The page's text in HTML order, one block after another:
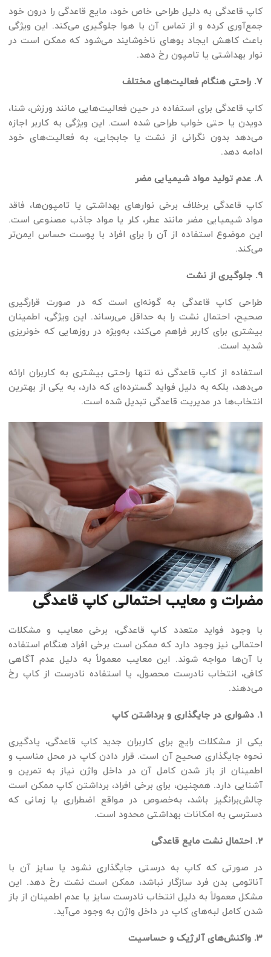
کاپ قاعدگی به دلیل طراحی خاص خود، مایع قاعدگی را درون خود
جمع‌آوری کرده و از تماس آن با هوا جلوگیری می‌کند. این ویژگی
باعث کاهش ایجاد بوهای ناخوشایند می‌شود که ممکن است در
نوار بهداشتی یا تامپون رخ دهد.
7. راحتی هنگام فعالیت‌های مختلف
کاپ قاعدگی برای استفاده در حین فعالیت‌هایی مانند ورزش، شنا،
دویدن یا حتی خواب طراحی شده است. این ویژگی به کاربر اجازه
می‌دهد بدون نگرانی از نشت یا جابجایی، به فعالیت‌های خود
ادامه دهد.
8. عدم تولید مواد شیمیایی مضر
کاپ قاعدگی برخلاف برخی نوارهای بهداشتی یا تامپون‌ها، فاقد
مواد شیمیایی مضر مانند عطر، کلر یا مواد جاذب مصنوعی است.
این موضوع استفاده از آن را برای افراد با پوست حساس ایمن‌تر
می‌کند.
9. جلوگیری از نشت
طراحی کاپ قاعدگی به گونه‌ای است که در صورت قرارگیری
صحیح، احتمال نشت را به حداقل می‌رساند. این ویژگی، اطمینان
بیشتری برای کاربر فراهم می‌کند، به‌ویژه در روزهایی که خونریزی
شدید است.
استفاده از کاپ قاعدگی نه تنها راحتی بیشتری به کاربران ارائه
می‌دهد، بلکه به دلیل فواید گسترده‌ای که دارد، به یکی از بهترین
انتخاب‌ها در مدیریت قاعدگی تبدیل شده است.
مضرات و معایب احتمالی کاپ قاعدگی
با وجود فواید متعدد کاپ قاعدگی، برخی معایب و مشکلات
احتمالی نیز وجود دارد که ممکن است برخی افراد هنگام استفاده
با آن‌ها مواجه شوند. این معایب معمولاً به دلیل عدم آگاهی
کافی، انتخاب نادرست محصول، یا استفاده نادرست از کاپ رخ
می‌دهند.
1. دشواری در جایگذاری و برداشتن کاپ
یکی از مشکلات رایج برای کاربران جدید کاپ قاعدگی، یادگیری
نحوه جایگذاری صحیح آن است. قرار دادن کاپ در محل مناسب و
اطمینان از باز شدن کامل آن در داخل واژن نیاز به تمرین و
آشنایی دارد. همچنین، برای برخی افراد، برداشتن کاپ ممکن است
چالش‌برانگیز باشد، به‌خصوص در مواقع اضطراری یا زمانی که
دسترسی به امکانات بهداشتی محدود است.
2. احتمال نشت مایع قاعدگی
در صورتی که کاپ به درستی جایگذاری نشود یا سایز آن با
آناتومی بدن فرد سازگار نباشد، ممکن است نشت رخ دهد. این
مشکل معمولاً به دلیل انتخاب نادرست سایز یا عدم اطمینان از باز
شدن کامل لبه‌های کاپ در داخل واژن به وجود می‌آید.
3. واکنش‌های آلرژیک و حساسیت